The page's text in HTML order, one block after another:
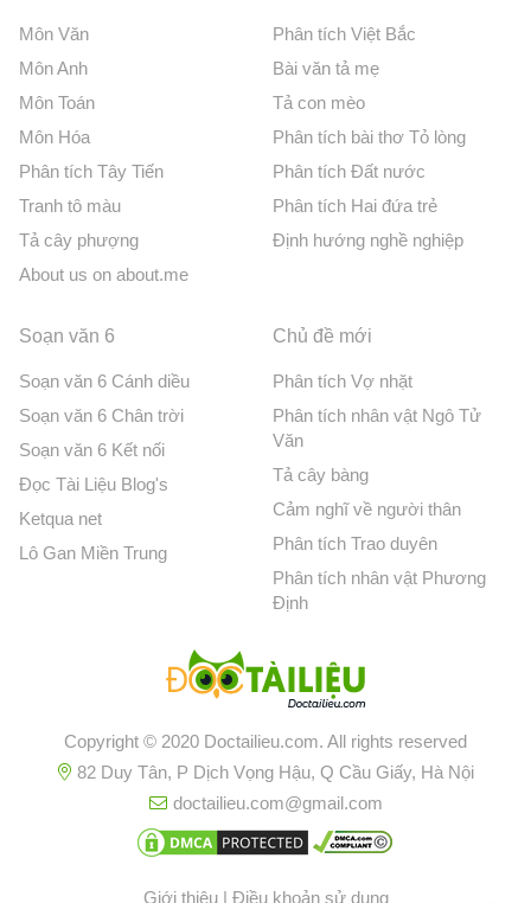
Môn Văn
Môn Anh
Môn Toán
Môn Hóa
Phân tích Tây Tiến
Tranh tô màu
Tả cây phượng
About us on about.me
Phân tích Việt Bắc
Bài văn tả mẹ
Tả con mèo
Phân tích bài thơ Tỏ lòng
Phân tích Đất nước
Phân tích Hai đứa trẻ
Định hướng nghề nghiệp
Soạn văn 6
Soạn văn 6 Cánh diều
Soạn văn 6 Chân trời
Soạn văn 6 Kết nối
Đọc Tài Liệu Blog's
Ketqua net
Lô Gan Miền Trung
Chủ đề mới
Phân tích Vợ nhặt
Phân tích nhân vật Ngô Tử
Văn
Tả cây bàng
Cảm nghĩ về người thân
Phân tích Trao duyên
Phân tích nhân vật Phương
Định
Copyright © 2020 Doctailieu.com. All rights reserved
82 Duy Tân, P Dịch Vọng Hậu, Q Cầu Giấy, Hà Nội
doctailieu.com@gmail.com
Giới thiệu| Điều khoản sử dụng